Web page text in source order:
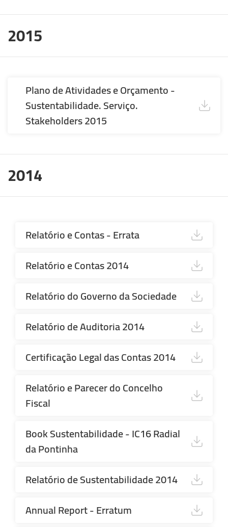
2015
Plano de Atividades e Orçamento -
Sustentabilidade. Serviço.
Stakeholders 2015
2014
Conteudo
Relatório e Contas - Errata
Relatório e Contas 2014
Relatório do Governo da Sociedade
Relatório de Auditoria 2014
Certificação Legal das Contas 2014
Relatório e Parecer do Concelho
Fiscal
Book Sustentabilidade - IC16 Radial
da Pontinha
Relatório de Sustentabilidade 2014
Annual Report - Erratum